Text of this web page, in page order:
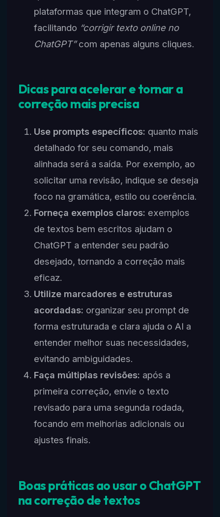
plataformas que integram o ChatGPT,
facilitando “corrigir texto online no
ChatGPT”com apenas alguns cliques.
Dicas para acelerar e tornar a
correção mais precisa
Use prompts específicos: quanto mais
detalhado for seu comando, mais
alinhada será a saída. Por exemplo, ao
solicitar uma revisão, indique se deseja
foco na gramática, estilo ou coerência.
Forneça exemplos claros: exemplos
de textos bem escritos ajudam o
ChatGPT a entender seu padrão
desejado, tornando a correção mais
eficaz.
Utilize marcadores e estruturas
acordadas: organizar seu prompt de
forma estruturada e clara ajuda o AI a
entender melhor suas necessidades,
evitando ambiguidades.
Faça múltiplas revisões: após a
primeira correção, envie o texto
revisado para uma segunda rodada,
focando em melhorias adicionais ou
ajustes finais.
Boas práticas ao usar o ChatGPT
na correção de textos